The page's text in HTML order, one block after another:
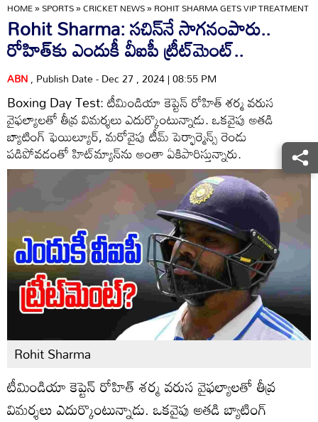
HOME»SPORTS»CRICKET NEWS»ROHIT SHARMA GETS VIP TREATMENT
Rohit Sharma: సచిన్‌నే సాగనంపారు..
రోహిత్‌కు ఎందుకీ వీఐపీ ట్రీట్‌మెంట్..
ABN, Publish Date - Dec 27 , 2024 | 08:55 PM
Boxing Day Test: టీమిండియా కెప్టెన్ రోహిత్ శర్మ వరుస
వైఫల్యాలతో తీవ్ర విమర్శలు ఎదుర్కొంటున్నాడు. ఒకవైపు అతడి
బ్యాటింగ్ ఫెయిల్యూర్, మరోవైపు టీమ్ పెర్ఫార్మెన్స్ రెండు
పడిపోవడంతో హిట్‌మ్యాన్‌ను అంతా ఏకిపారిస్తున్నారు.
Rohit Sharma
టీమిండియా కెప్టెన్ రోహిత్ శర్మ వరుస వైఫల్యాలతో తీవ్ర
విమర్శలు ఎదుర్కొంటున్నాడు. ఒకవైపు అతడి బ్యాటింగ్